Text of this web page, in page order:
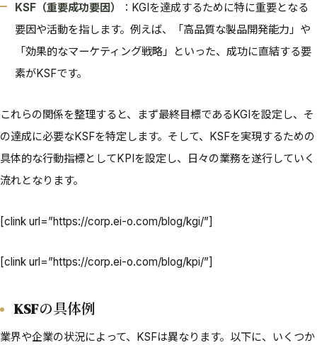
KSF（重要成功要因）
：KGIを達成するために特に重要となる
要因や活動を指します。例えば、「高品質な製品開発能力」や
「効果的なマーケティング戦略」といった、成功に直結する要
素がKSFです。
これらの関係を整理すると、まず最終目標であるKGIを設定し、そ
の達成に必要なKSFを特定します。そして、KSFを実現するための
具体的な行動指標としてKPIを設定し、日々の業務を遂行していく
流れとなります。
[clink url=”https://corp.ei-o.com/blog/kgi/”]
[clink url=”https://corp.ei-o.com/blog/kpi/”]
KSFの具体例
業界や企業の状況によって、KSFは異なります。以下に、いくつか